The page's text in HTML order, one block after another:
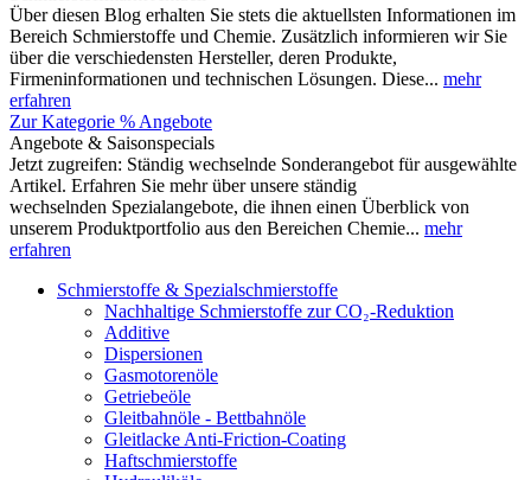
Über diesen Blog erhalten Sie stets die aktuellsten Informationen im
Bereich Schmierstoffe und Chemie. Zusätzlich informieren wir Sie
über die verschiedensten Hersteller, deren Produkte,
Firmeninformationen und technischen Lösungen. Diese... mehr
erfahren
Zur Kategorie % Angebote
Angebote & Saisonspecials
Jetzt zugreifen: Ständig wechselnde Sonderangebot für ausgewählte
Artikel. Erfahren Sie mehr über unsere ständig
wechselnden Spezialangebote, die ihnen einen Überblick von
unserem Produktportfolio aus den Bereichen Chemie... mehr
erfahren
Schmierstoffe & Spezialschmierstoffe
Nachhaltige Schmierstoffe zur CO₂-Reduktion
Additive
Dispersionen
Gasmotorenöle
Getriebeöle
Gleitbahnöle - Bettbahnöle
Gleitlacke Anti-Friction-Coating
Haftschmierstoffe